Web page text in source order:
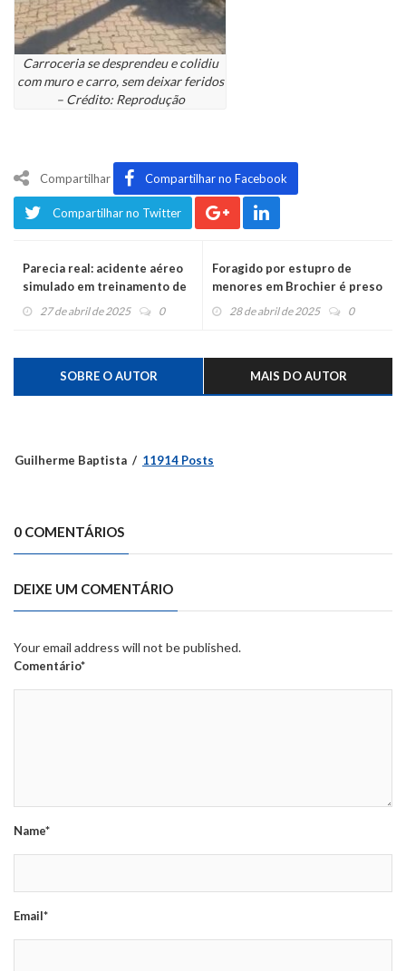
Carroceria se desprendeu e colidiu
com muro e carro, sem deixar feridos
– Crédito: Reprodução
Compartilhar Compartilhar no Facebook
Compartilhar no Twitter
Parecia real: acidente aéreo
simulado em treinamento de
bombeiros em São Sebastião
27 de abril de 2025 0
Foragido por estupro de
menores em Brochier é preso
em Santa Catarina
28 de abril de 2025 0
SOBRE O AUTOR MAIS DO AUTOR
Guilherme Baptista 11914 Posts
0 COMENTÁRIOS
DEIXE UM COMENTÁRIO
Your email address will not be published.
Comentário*
Name*
Email*